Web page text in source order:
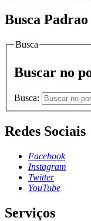
Busca Padrao
Busca
Buscar no
Busca:
Redes Sociais
Facebook
Instagram
Twitter
YouTube
Serviços